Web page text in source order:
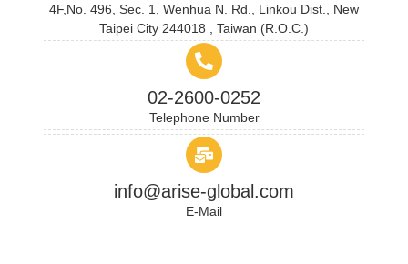
4F,No. 496, Sec. 1, Wenhua N. Rd., Linkou Dist., New
Taipei City 244018 , Taiwan (R.O.C.)
02-2600-0252
Telephone Number
info@arise-global.com
E-Mail